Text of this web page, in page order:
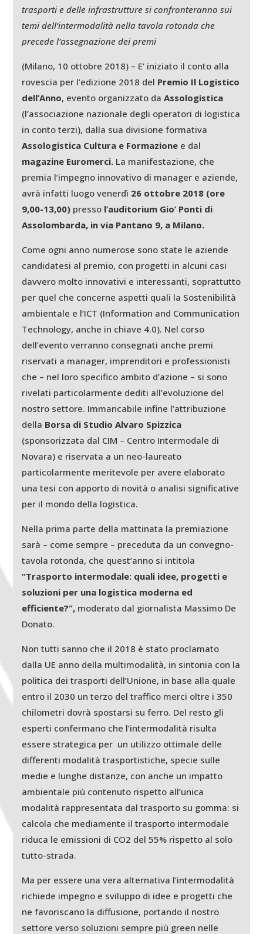
trasporti e delle infrastrutture si confronteranno sui
temi dell’intermodalità nella tavola rotonda che
precede l’assegnazione dei premi
(Milano, 10 ottobre 2018) – E’ iniziato il conto alla
rovescia per l’edizione 2018 del Premio Il Logistico
dell’Anno, evento organizzato daAssologistica
(l’associazione nazionale degli operatori di logistica
in conto terzi), dalla sua divisione formativa
Assologistica Cultura e Formazione e dal
magazine Euromerci. La manifestazione, che
premia l’impegno innovativo di manager e aziende,
avrà infatti luogo venerdì 26 ottobre 2018 (ore
9,00-13,00) presso l’auditorium Gio’ Ponti di
Assolombarda, in via Pantano 9, a Milano.
Come ogni anno numerose sono state le aziende
candidatesi al premio, con progetti in alcuni casi
davvero molto innovativi e interessanti, soprattutto
per quel che concerne aspetti quali la Sostenibilità
ambientale e l’ICT (Information and Communication
Technology, anche in chiave 4.0). Nel corso
dell’evento verranno consegnati anche premi
riservati a manager, imprenditori e professionisti
che – nel loro specifico ambito d’azione – si sono
rivelati particolarmente dediti all’evoluzione del
nostro settore. Immancabile infine l’attribuzione
della Borsa di Studio Alvaro Spizzica
(sponsorizzata dal CIM – Centro Intermodale di
Novara) e riservata a un neo-laureato
particolarmente meritevole per avere elaborato
una tesi con apporto di novità o analisi significative
per il mondo della logistica.
Nella prima parte della mattinata la premiazione
sarà – come sempre – preceduta da un convegno-
tavola rotonda, che quest’anno si intitola
“Trasporto intermodale: quali idee, progetti e
soluzioni per una logistica moderna ed
efficiente?”, moderato dal giornalista Massimo De
Donato.
Non tutti sanno che il 2018 è stato proclamato
dalla UE anno della multimodalità, in sintonia con la
politica dei trasporti dell’Unione, in base alla quale
entro il 2030 un terzo del traffico merci oltre i 350
chilometri dovrà spostarsi su ferro. Del resto gli
esperti confermano che l’intermodalità risulta
essere strategica per un utilizzo ottimale delle
differenti modalità trasportistiche, specie sulle
medie e lunghe distanze, con anche un impatto
ambientale più contenuto rispetto all’unica
modalità rappresentata dal trasporto su gomma: si
calcola che mediamente il trasporto intermodale
riduca le emissioni di CO2 del 55% rispetto al solo
tutto-strada.
Ma per essere una vera alternativa l’intermodalità
richiede impegno e sviluppo di idee e progetti che
ne favoriscano la diffusione, portando il nostro
settore verso soluzioni sempre più green nelle